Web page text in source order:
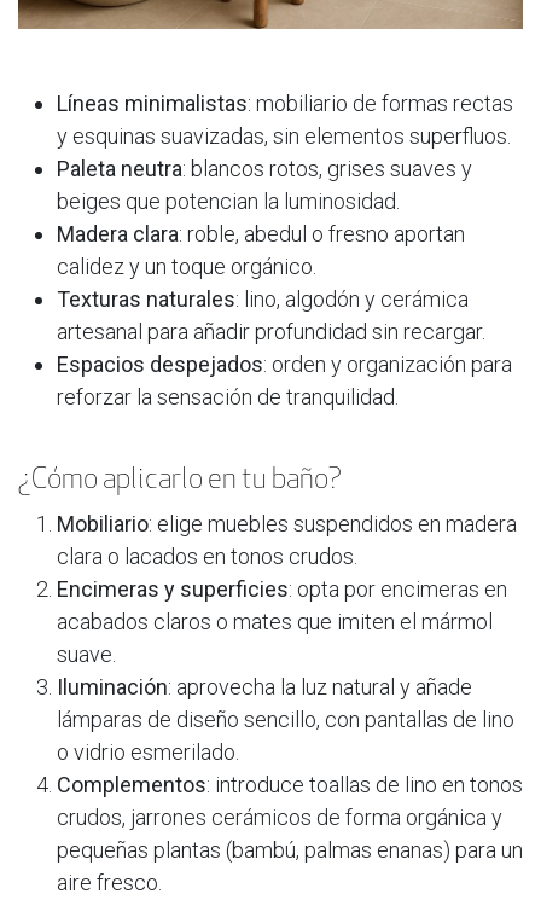
Líneas minimalistas: mobiliario de formas rectas
y esquinas suavizadas, sin elementos superfluos.
Paleta neutra: blancos rotos, grises suaves y
beiges que potencian la luminosidad.
Madera clara: roble, abedul o fresno aportan
calidez y un toque orgánico.
Texturas naturales: lino, algodón y cerámica
artesanal para añadir profundidad sin recargar.
Espacios despejados: orden y organización para
reforzar la sensación de tranquilidad.
¿Cómo aplicarlo en tu baño?
Mobiliario: elige muebles suspendidos en madera
clara o lacados en tonos crudos.
Encimeras y superficies: opta por encimeras en
acabados claros o mates que imiten el mármol
suave.
Iluminación: aprovecha la luz natural y añade
lámparas de diseño sencillo, con pantallas de lino
o vidrio esmerilado.
Complementos: introduce toallas de lino en tonos
crudos, jarrones cerámicos de forma orgánica y
pequeñas plantas (bambú, palmas enanas) para un
aire fresco.